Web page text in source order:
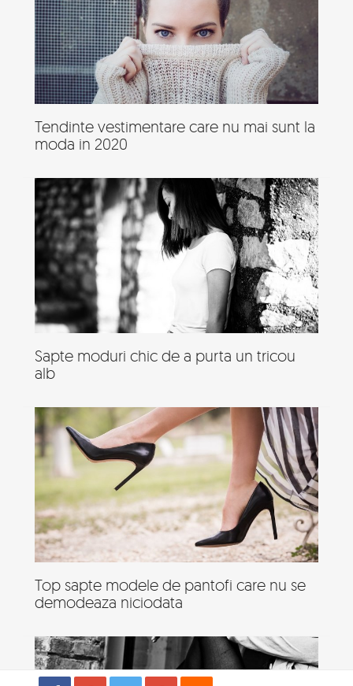
Tendinte vestimentare care nu mai sunt la
moda in 2020
Sapte moduri chic de a purta un tricou
alb
Top sapte modele de pantofi care nu se
demodeaza niciodata